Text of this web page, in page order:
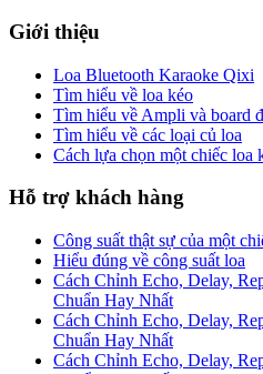
Giới thiệu
Loa Bluetooth Karaoke Qixi
Tìm hiểu về loa kéo
Tìm hiểu về Ampli và board
Tìm hiểu về các loại củ loa
Cách lựa chọn một chiếc loa
Hỗ trợ khách hàng
Công suất thật sự của một
Hiểu đúng về công suất loa
Cách Chỉnh Echo, Delay,
Chuẩn Hay Nhất
Cách Chỉnh Echo, Delay,
Chuẩn Hay Nhất
Cách Chỉnh Echo, Delay,